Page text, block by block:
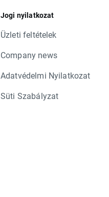
Jogi nyilatkozat
Üzleti feltételek
Company news
Adatvédelmi Nyilatkozat
Süti Szabályzat